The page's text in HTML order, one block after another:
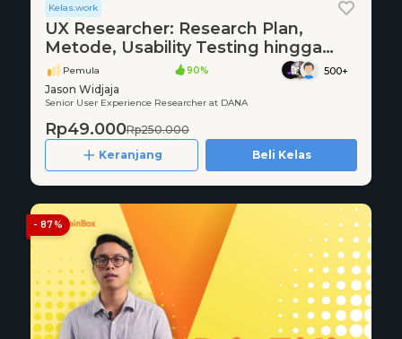
Kelas.work
UX Researcher: Research Plan,
Metode, Usability Testing hingga
Karier
Pemula 90% 500+
Jason Widjaja
Senior User Experience Researcher at DANA
Rp49.000Rp250.000
Keranjang
Beli Kelas
- 87%